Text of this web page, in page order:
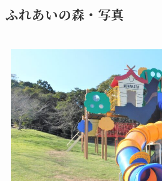
ふれあいの森・写真